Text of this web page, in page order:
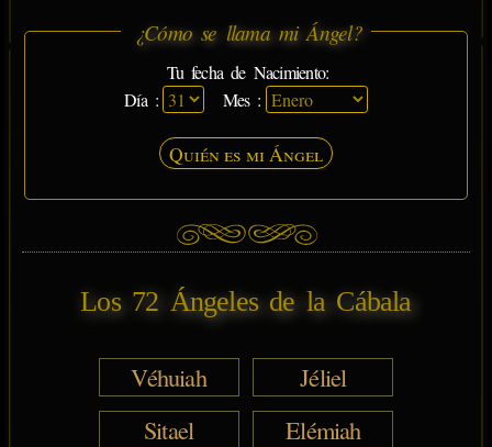
¿Cómo se llama mi Ángel?
Tu fecha de Nacimiento:
Día :
Mes :
Quién es mi Ángel
Los 72 Ángeles de la Cábala
Véhuiah
Jéliel
Sitael
Elémiah